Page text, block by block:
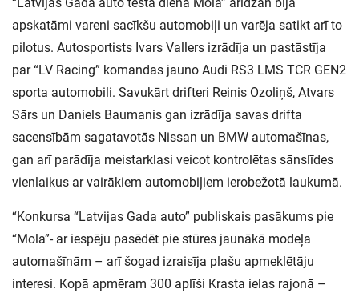
apskatāmi vareni sacīkšu automobiļi un varēja satikt arī to
pilotus. Autosportists Ivars Vallers izrādīja un pastāstīja
par “LV Racing” komandas jauno Audi RS3 LMS TCR GEN2
sporta automobili. Savukārt drifteri Reinis Ozoliņš, Atvars
Sārs un Daniels Baumanis gan izrādīja savas drifta
sacensībām sagatavotās Nissan un BMW automašīnas,
gan arī parādīja meistarklasi veicot kontrolētas sānslīdes
vienlaikus ar vairākiem automobiļiem ierobežotā laukumā.
“Konkursa “Latvijas Gada auto” publiskais pasākums pie
“Mola”- ar iespēju pasēdēt pie stūres jaunākā modeļa
automašīnām – arī šogad izraisīja plašu apmeklētāju
interesi. Kopā apmēram 300 aplīši Krasta ielas rajonā –